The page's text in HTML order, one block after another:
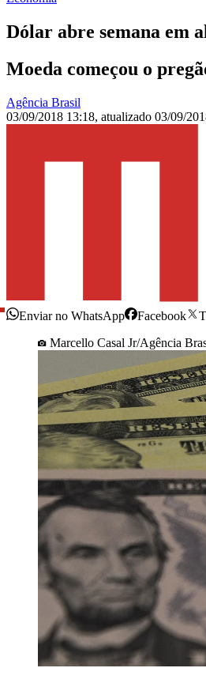
Dólar abre semana em
Moeda começou o
Agência Brasil
03/09/2018 13:18, atualizado 03/09/
Enviar no WhatsApp Facebook
Marcello Casal Jr/Agência